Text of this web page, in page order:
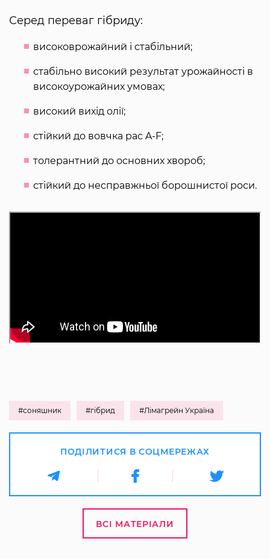
Серед переваг гібриду:
високоврожайний і стабільний;
стабільно високий результат урожайності в
високоурожайних умовах;
високий вихід олії;
стійкий до вовчка рас A-F;
толерантний до основних хвороб;
стійкий до несправжньої борошнистої роси.
#соняшник #гібрид #Лімагрейн Україна
ПОДІЛИТИСЯ В СОЦМЕРЕЖАХ
ВСІ МАТЕРІАЛИ